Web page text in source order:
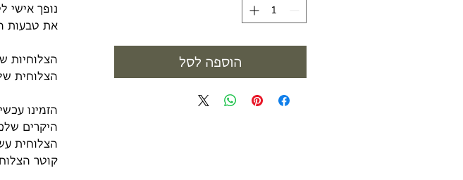
נופך אישי
את טבעות
הצלוחיות
הצלוחית
הזמינו
היקרים
הצלוחית
קוטר הצלוחית
הוספה לסל